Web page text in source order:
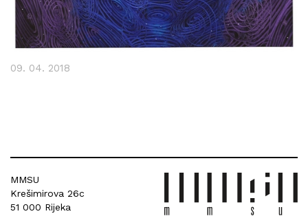
09. 04. 2018
MMSU
Krešimirova 26c
51 000 Rijeka